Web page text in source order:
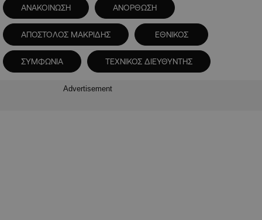
ΑΝΑΚΟΙΝΩΣΗ ΑΝΟΡΘΩΣΗ
ΑΠΟΣΤΟΛΟΣ ΜΑΚΡΙΔΗΣ ΕΘΝΙΚΟΣ
ΣΥΜΦΩΝΙΑ ΤΕΧΝΙΚΟΣ ΔΙΕΥΘΥΝΤΗΣ
Advertisement